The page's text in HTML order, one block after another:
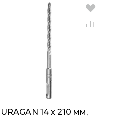
URAGAN 14 х 210 мм,